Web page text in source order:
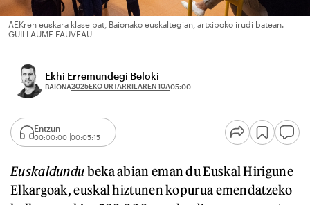
AEKren euskara klase bat, Baionako euskaltegian, artxiboko irudi batean.
GUILLAUME FAUVEAU
Ekhi Erremundegi Beloki
BAIONA2025EKO URTARRILAREN 10A05:00
Entzun
00:00:00 00:05:15
Euskaldundubeka abian eman du Euskal Hirigune
Elkargoak, euskal hiztunen kopurua emendatzeko